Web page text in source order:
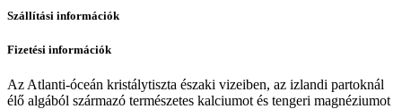
Szállítási információk
Fizetési információk
Az Atlanti-óceán kristálytiszta északi vizeiben, az izlandi partoknál
élő algából származó természetes kalciumot és tengeri magnéziumot